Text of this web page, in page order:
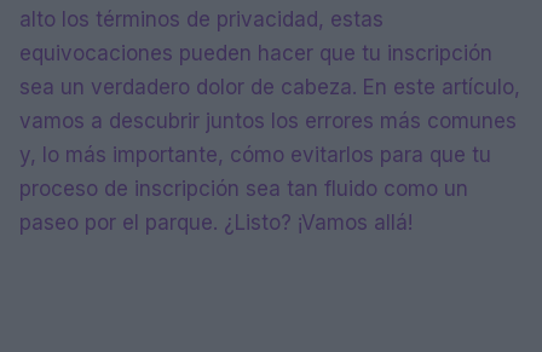
alto los términos de privacidad, estas
equivocaciones pueden hacer que tu inscripción
sea un verdadero dolor de cabeza. En este artículo,
vamos a descubrir juntos los errores más comunes
y, lo más importante, cómo evitarlos para que tu
proceso de inscripción sea tan fluido como un
paseo por el parque. ¿Listo? ¡Vamos allá!